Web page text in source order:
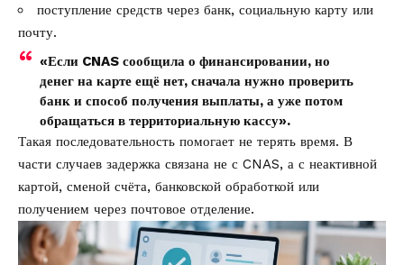
поступление средств через банк, социальную карту или
почту.
«Если CNAS сообщила о финансировании, но
денег на карте ещё нет, сначала нужно проверить
банк и способ получения выплаты, а уже потом
обращаться в территориальную кассу».
Такая последовательность помогает не терять время. В
части случаев задержка связана не с CNAS, а с неактивной
картой, сменой счёта, банковской обработкой или
получением через почтовое отделение.